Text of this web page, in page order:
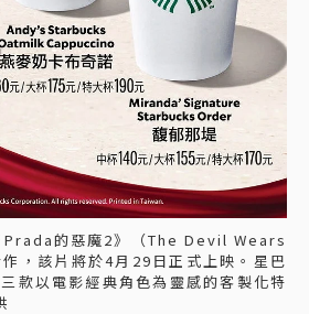
Prada的惡魔2》（The Devil Wears
，該片將於4月29日正式上映。星巴
款以電影經典角色為靈感的客製化特